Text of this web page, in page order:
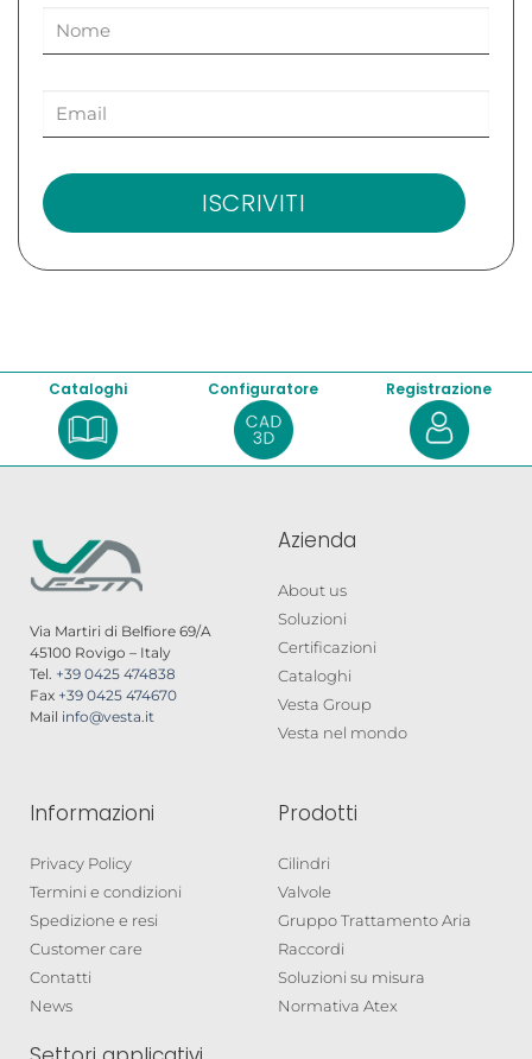
ISCRIVITI
Cataloghi Configuratore Registrazione
Via Martiri di Belfiore 69/A
45100 Rovigo – Italy
Tel. +39 0425 474838
Fax +39 0425 474670
Mail info@vesta.it
Azienda
About us
Soluzioni
Certificazioni
Cataloghi
Vesta Group
Vesta nel mondo
Informazioni
Privacy Policy
Termini e condizioni
Spedizione e resi
Customer care
Contatti
News
Prodotti
Cilindri
Valvole
Gruppo Trattamento Aria
Raccordi
Soluzioni su misura
Normativa Atex